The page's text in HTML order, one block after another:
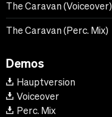
The Caravan (Voiceover)
The Caravan (Perc. Mix)
Demos
Hauptversion
Voiceover
Perc. Mix